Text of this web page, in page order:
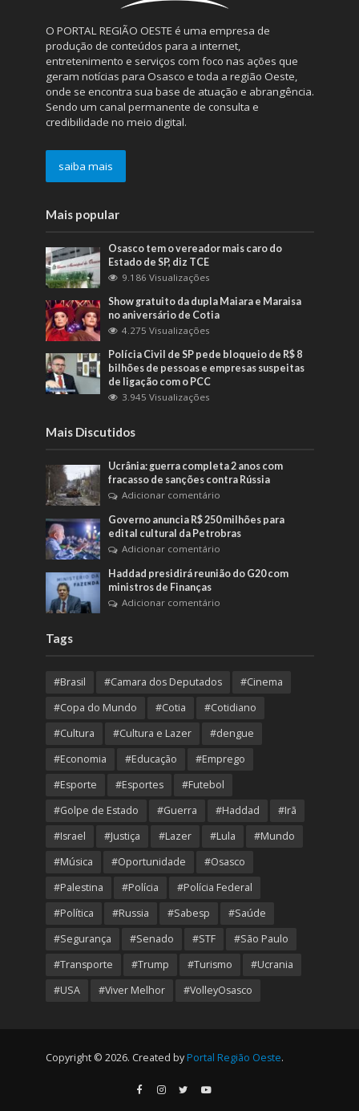
O PORTAL REGIÃO OESTE é uma empresa de
produção de conteúdos para a internet,
entretenimento e serviços com foco nas ações que
geram notícias para Osasco e toda a região Oeste,
onde se encontra sua base de atuação e abrangência.
Sendo um canal permanente de consulta e
credibilidade no meio digital.
saiba mais
Mais popular
Osasco tem o vereador mais caro do
Estado de SP, diz TCE
9.186 Visualizações
Show gratuito da dupla Maiara e Maraisa
no aniversário de Cotia
4.275 Visualizações
Polícia Civil de SP pede bloqueio de R$ 8
bilhões de pessoas e empresas suspeitas
de ligação com o PCC
3.945 Visualizações
Mais Discutidos
Ucrânia: guerra completa 2 anos com
fracasso de sanções contra Rússia
Adicionar comentário
Governo anuncia R$ 250 milhões para
edital cultural da Petrobras
Adicionar comentário
Haddad presidirá reunião do G20 com
ministros de Finanças
Adicionar comentário
Tags
#Brasil #Camara dos Deputados
#Cinema
#Copa do Mundo
#Cotia
#Cotidiano
#Cultura
#Cultura e Lazer
#dengue
#Economia
#Educação
#Emprego
#Esporte
#Esportes
#Futebol
#Golpe de Estado
#Guerra #Haddad
#Irã
#Israel
#Justiça #Lazer #Lula
#Mundo
#Música
#Oportunidade
#Osasco
#Palestina
#Polícia
#Polícia Federal
#Política
#Russia #Sabesp
#Saúde
#Segurança
#Senado #STF
#São Paulo
#Transporte
#Trump #Turismo
#Ucrania
#USA
#Viver Melhor #VolleyOsasco
Copyright © 2026. Created by Portal Região Oeste.